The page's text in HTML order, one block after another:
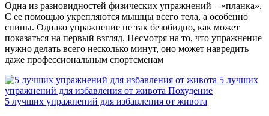
Одна из разновидностей физических упражнений – «планка».
С ее помощью укрепляются мышцы всего тела, а особенно
спины. Однако упражнение не так безобидно, как может
показаться на первый взгляд. Несмотря на то, что упражнение
нужно делать всего несколько минут, оно может навредить
даже профессиональным спортсменам
5 лучших
упражнений для избавления от живота Похудение
5 лучших упражнений для избавления от живота